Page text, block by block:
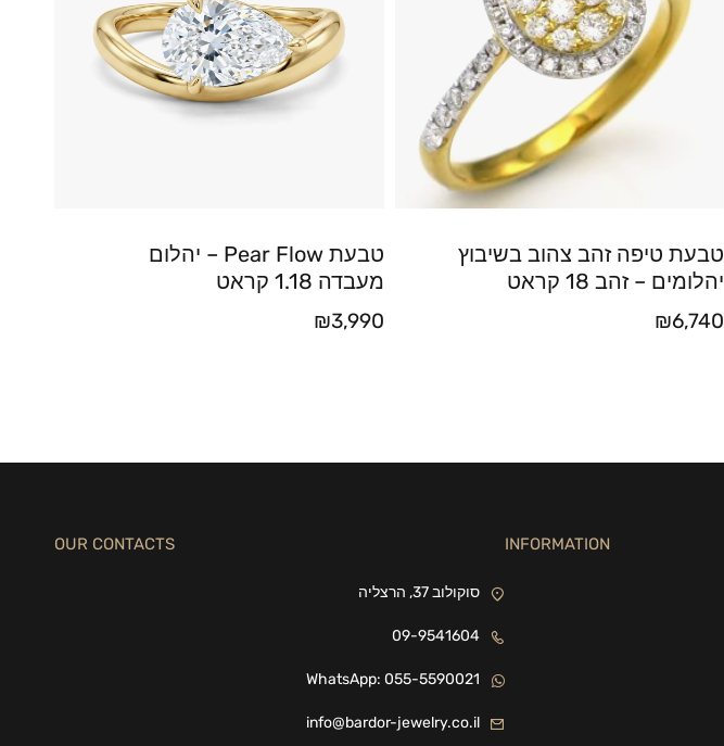
טבעת טיפה זהב צהוב בשיבוץ
יהלומים – זהב 18 קראט
₪6,740
טבעת Pear Flow – יהלום
מעבדה 1.18 קראט
₪3,990
INFORMATION
OUR CONTACTS
סוקולוב 37, הרצליה
09-9541604
WhatsApp: 055-5590021
info@bardor-jewelry.co.il